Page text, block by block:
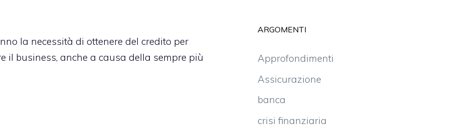
la necessità di ottenere del credito per
il business, anche a causa della sempre più
ARGOMENTI
Approfondimenti
Assicurazione
banca
crisi finanziaria